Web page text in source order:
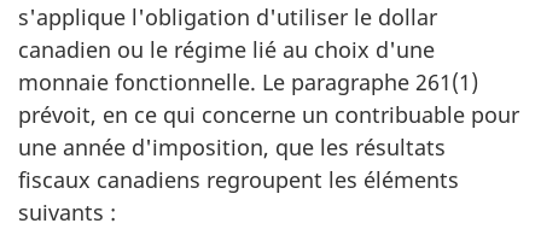
s'applique l'obligation d'utiliser le dollar
canadien ou le régime lié au choix d'une
monnaie fonctionnelle. Le paragraphe 261(1)
prévoit, en ce qui concerne un contribuable pour
une année d'imposition, que les résultats
fiscaux canadiens regroupent les éléments
suivants :